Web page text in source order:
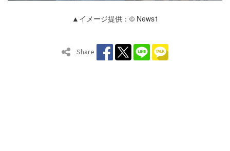
▲イメージ提供：© News1
Share